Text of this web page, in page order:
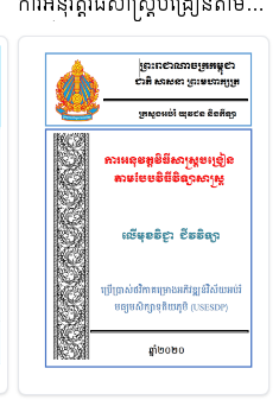
ទ្រឹស្ដីអប់រំបែបស្ថាបនានិយម​
(IBL,5Es,Concept Map
&PBL) មុខវិជ្ជា ផែនដីវិទ្យា